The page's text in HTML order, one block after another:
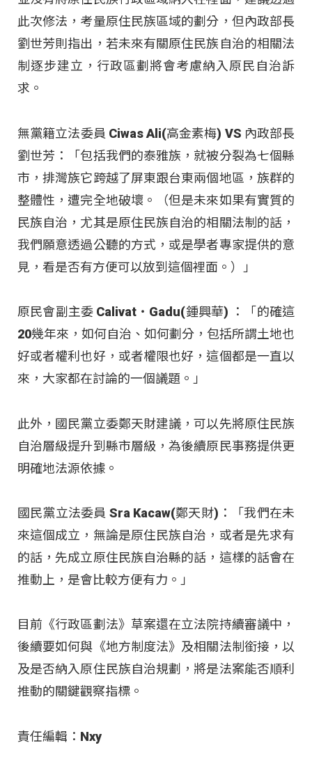
此次修法，考量原住民族區域的劃分，但內政部長
劉世芳則指出，若未來有關原住民族自治的相關法
制逐步建立，行政區劃將會考慮納入原民自治訴
求。
無黨籍立法委員 Ciwas Ali(高金素梅) VS 內政部長
劉世芳：「包括我們的泰雅族，就被分裂為七個縣
市，排灣族它跨越了屏東跟台東兩個地區，族群的
整體性，遭完全地破壞。（但是未來如果有實質的
民族自治，尤其是原住民族自治的相關法制的話，
我們願意透過公聽的方式，或是學者專家提供的意
見，看是否有方便可以放到這個裡面。）」
原民會副主委 Calivat‧Gadu(鍾興華) ：「的確這
20幾年來，如何自治、如何劃分，包括所謂土地也
好或者權利也好，或者權限也好，這個都是一直以
來，大家都在討論的一個議題。」
此外，國民黨立委鄭天財建議，可以先將原住民族
自治層級提升到縣市層級，為後續原民事務提供更
明確地法源依據。
國民黨立法委員 Sra Kacaw(鄭天財)：「我們在未
來這個成立，無論是原住民族自治，或者是先求有
的話，先成立原住民族自治縣的話，這樣的話會在
推動上，是會比較方便有力。」
目前《行政區劃法》草案還在立法院持續審議中，
後續要如何與《地方制度法》及相關法制銜接，以
及是否納入原住民族自治規劃，將是法案能否順利
推動的關鍵觀察指標。
責任編輯：Nxy